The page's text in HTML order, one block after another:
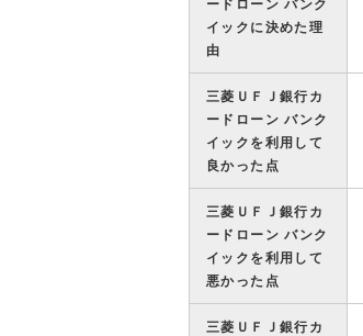
ードローン バンク
イックに決めた理
由
三菱ＵＦＪ銀行カ
ードローン バンク
イックを利用して
良かった点
三菱ＵＦＪ銀行カ
ードローン バンク
イックを利用して
悪かった点
三菱ＵＦＪ銀行カ